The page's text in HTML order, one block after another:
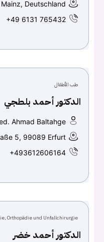
account?
Deutschland
+49 6131 765432
طب الأطفال
الدكتور أحمد بلطجي
Ahmad Baltahge
5, 99089 Erfurt
+493612606164
Orthopädie und Unfallchirurgie
الدكتور أحمد خضر